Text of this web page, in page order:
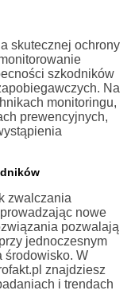
skutecznej ochrony
szkodników
Na
monitoringu,
prewencyjnych,
zwalczania
nowe
pozwalają
jednoczesnym
środowisko. W
znajdziesz
i trendach